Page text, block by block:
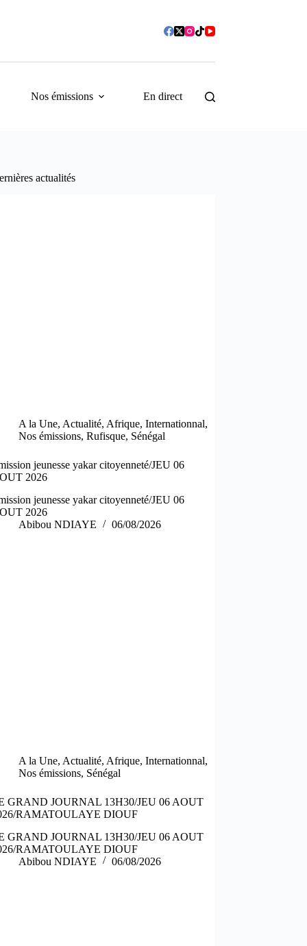
Nos émissions En direct
actualités
A la Une, Actualité, Afrique,Internationnal,
Nos émissions,Rufisque, Sénégal
jeunesse yakar citoyenneté/JEU 06
2026
jeunesse yakar citoyenneté/JEU 06
2026
Abibou NDIAYE
06/08/2026
A la Une, Actualité, Afrique,Internationnal,
Nos émissions, Sénégal
GRAND JOURNAL 13H30/JEU 06 AOUT
RAMATOULAYE DIOUF
GRAND JOURNAL 13H30/JEU 06 AOUT
RAMATOULAYE DIOUF
Abibou NDIAYE
06/08/2026